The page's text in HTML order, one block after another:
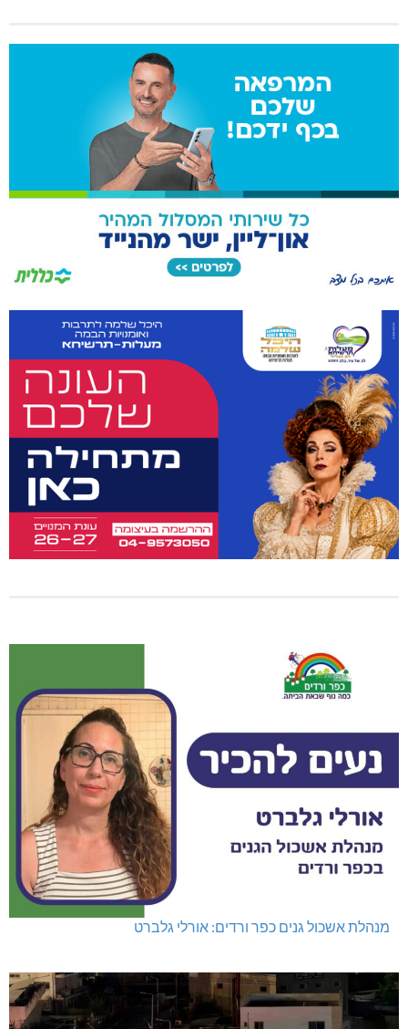
מנהלת אשכול גנים כפר ורדים: אורלי גלברט